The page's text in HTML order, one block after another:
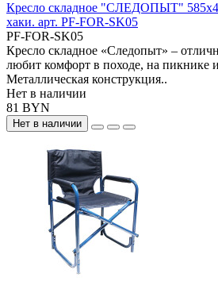
Кресло складное "СЛЕДОПЫТ"
хаки. арт. PF-FOR-SK05
PF-FOR-SK05
Кресло складное «Следопыт» –
любит комфорт в походе, на пикнике
Металлическая конструкция..
Нет в наличии
81 BYN
Нет в наличии